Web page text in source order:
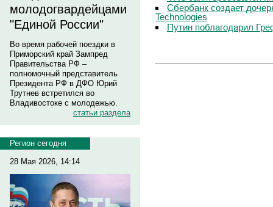
молодогвардейцами
"Единой России"
Во время рабочей поездки в
Приморский край Зампред
Правительства РФ –
полномочный представитель
Президента РФ в ДФО Юрий
Трутнев встретился во
Владивостоке с молодежью.
статьи раздела
Регион сегодня
28 Мая 2026, 14:14
Сбербанк создает
Technologies
Путин поблагодарил